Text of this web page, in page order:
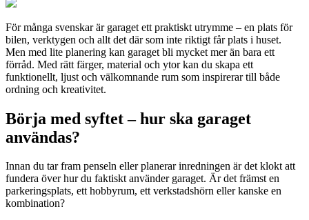
För många svenskar är garaget ett praktiskt utrymme – en plats för
bilen, verktygen och allt det där som inte riktigt får plats i huset.
Men med lite planering kan garaget bli mycket mer än bara ett
förråd. Med rätt färger, material och ytor kan du skapa ett
funktionellt, ljust och välkomnande rum som inspirerar till både
ordning och kreativitet.
Börja med syftet – hur ska garaget
användas?
Innan du tar fram penseln eller planerar inredningen är det klokt att
fundera över hur du faktiskt använder garaget. Är det främst en
parkeringsplats, ett hobbyrum, ett verkstadshörn eller kanske en
kombination?